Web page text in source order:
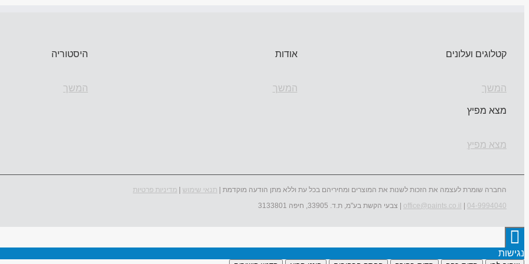
קטלוגים ועלונים
המשך
אודות
המשך
היסטוריה
המשך
מצא מפיץ
מצא מפיץ
החברה שומרת לעצמה את הזכות לשנות את המוצרים ומחיריהם בכל עת וללא מתן הודעה מוקדמת | תנאי שימוש
מדיניות פרטיות
04-9994040
office@paints.co.il | צבעי הקשת בע"מ, ת.ד. 33905, חיפה 3133801
נגישות